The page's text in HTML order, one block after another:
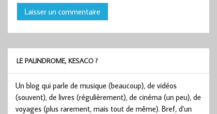
LE PALINDROME, KESACO ?
Un blog qui parle de musique (beaucoup), de vidéos
(souvent), de livres (régulièrement), de cinéma (un peu), de
voyages (plus rarement, mais tout de même). Bref, d’un